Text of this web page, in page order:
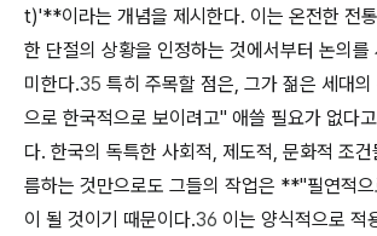
t)'**이라는 개념을 제시한다. 이는 온전한 전
한 단절의 상황을 인정하는 것에서부터 논의를
미한다.35 특히 주목할 점은, 그가 젊은 세대
으로 한국적으로 보이려고" 애쓸 필요가 없다
다. 한국의 독특한 사회적, 제도적, 문화적 조
름하는 것만으로도 그들의 작업은 **"필연적
이 될 것이기 때문이다.36 이는 양식적으로 적